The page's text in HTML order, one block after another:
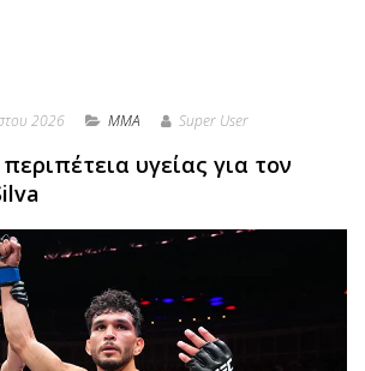
2026 MMA Super User
υγείας για τον